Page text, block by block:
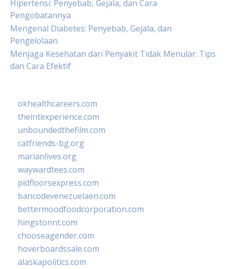
Hipertensi: Penyebab, Gejala, dan Cara
Pengobatannya
Mengenal Diabetes: Penyebab, Gejala, dan
Pengelolaan
Menjaga Kesehatan dari Penyakit Tidak Menular: Tips
dan Cara Efektif
okhealthcareers.com
theintexperience.com
unboundedthefilm.com
catfriends-bg.org
marianlives.org
waywardtees.com
pidfloorsexpress.com
bancodevenezuelaen.com
bettermoodfoodcorporation.com
hingstonnt.com
chooseagender.com
hoverboardssale.com
alaskapolitics.com